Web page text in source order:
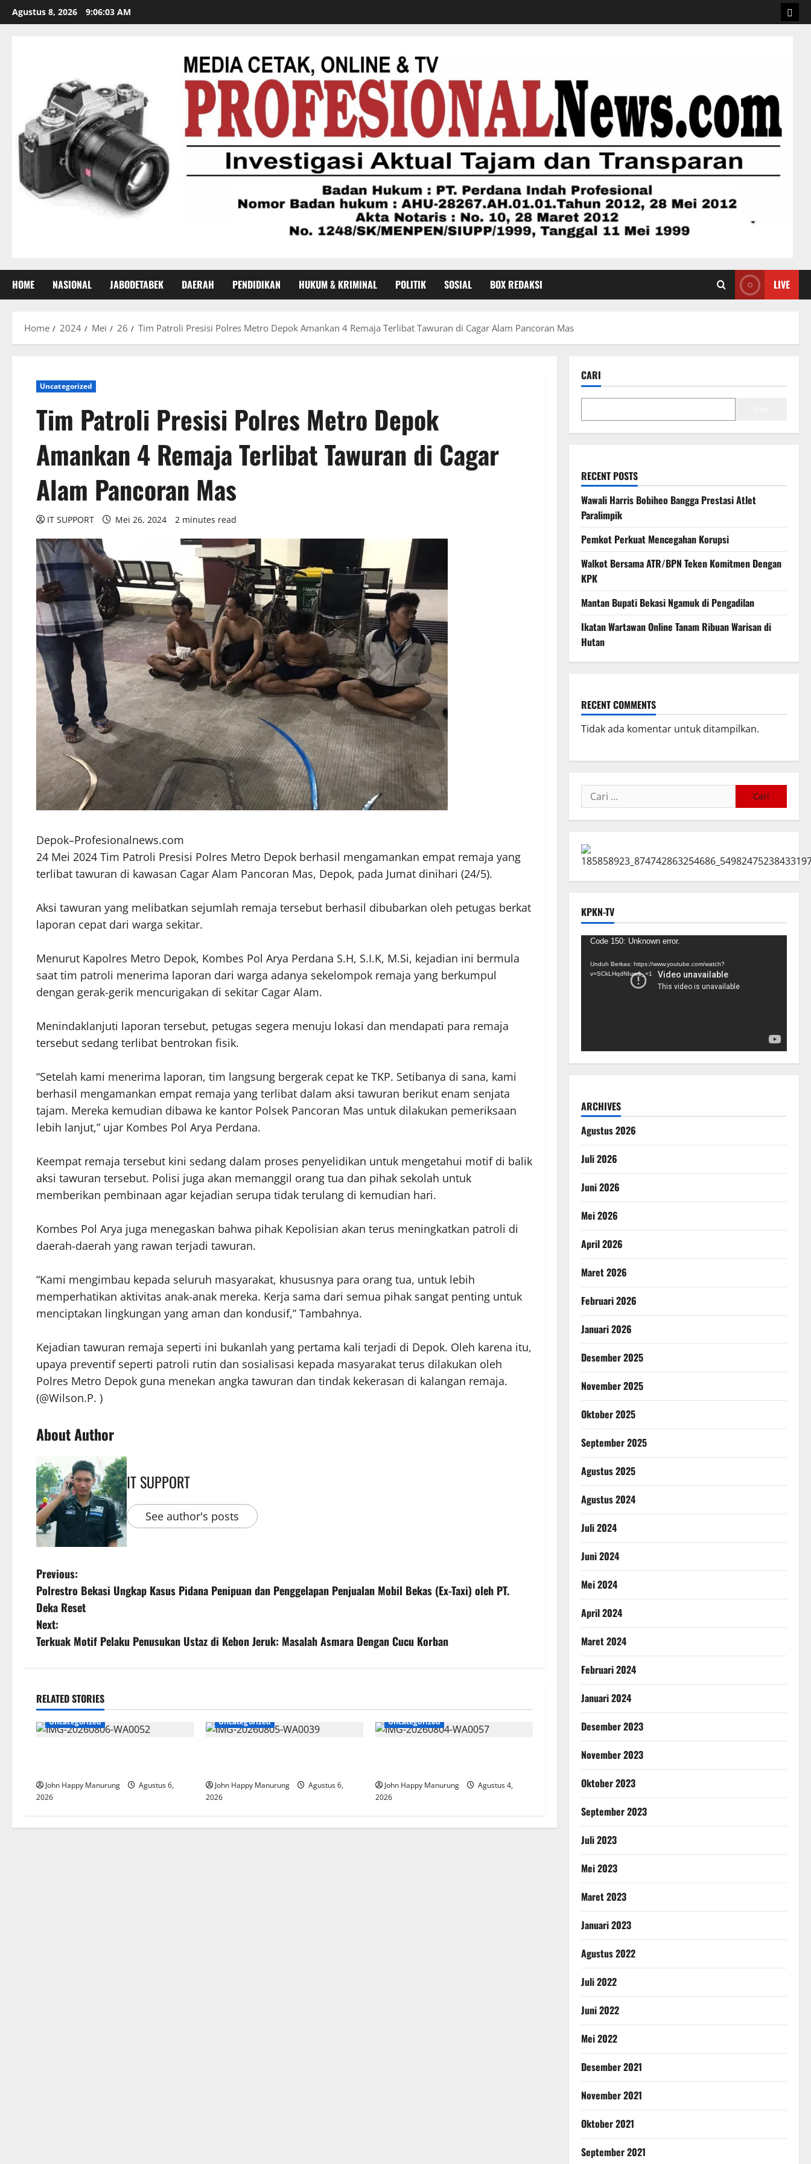
Agustus 8, 2026 9:06:04 AM
HOME NASIONAL JABODETABEK DAERAH PENDIDIKAN HUKUM & KRIMINAL POLITIK SOSIAL BOX REDAKSI LIVE
Home 2024 Mei 26 Tim Patroli Presisi Polres Metro Depok Amankan 4 Remaja Terlibat Tawuran di Cagar Alam Pancoran Mas
Uncategorized
Tim Patroli Presisi Polres Metro Depok
Amankan 4 Remaja Terlibat Tawuran di Cagar
Alam Pancoran Mas
IT SUPPORT Mei 26, 2024 2 minutes read
Depok–Profesionalnews.com
24 Mei 2024 Tim Patroli Presisi Polres Metro Depok berhasil mengamankan empat remaja yang
terlibat tawuran di kawasan Cagar Alam Pancoran Mas, Depok, pada Jumat dinihari (24/5).
Aksi tawuran yang melibatkan sejumlah remaja tersebut berhasil dibubarkan oleh petugas berkat
laporan cepat dari warga sekitar.
Menurut Kapolres Metro Depok, Kombes Pol Arya Perdana S.H, S.I.K, M.Si, kejadian ini bermula
saat tim patroli menerima laporan dari warga adanya sekelompok remaja yang berkumpul
dengan gerak-gerik mencurigakan di sekitar Cagar Alam.
Menindaklanjuti laporan tersebut, petugas segera menuju lokasi dan mendapati para remaja
tersebut sedang terlibat bentrokan fisik.
“Setelah kami menerima laporan, tim langsung bergerak cepat ke TKP. Setibanya di sana, kami
berhasil mengamankan empat remaja yang terlibat dalam aksi tawuran berikut enam senjata
tajam. Mereka kemudian dibawa ke kantor Polsek Pancoran Mas untuk dilakukan pemeriksaan
lebih lanjut,” ujar Kombes Pol Arya Perdana.
Keempat remaja tersebut kini sedang dalam proses penyelidikan untuk mengetahui motif di balik
aksi tawuran tersebut. Polisi juga akan memanggil orang tua dan pihak sekolah untuk
memberikan pembinaan agar kejadian serupa tidak terulang di kemudian hari.
Kombes Pol Arya juga menegaskan bahwa pihak Kepolisian akan terus meningkatkan patroli di
daerah-daerah yang rawan terjadi tawuran.
“Kami mengimbau kepada seluruh masyarakat, khususnya para orang tua, untuk lebih
memperhatikan aktivitas anak-anak mereka. Kerja sama dari semua pihak sangat penting untuk
menciptakan lingkungan yang aman dan kondusif,” Tambahnya.
Kejadian tawuran remaja seperti ini bukanlah yang pertama kali terjadi di Depok. Oleh karena itu,
upaya preventif seperti patroli rutin dan sosialisasi kepada masyarakat terus dilakukan oleh
Polres Metro Depok guna menekan angka tawuran dan tindak kekerasan di kalangan remaja.
(@Wilson.P. )
About Author
IT SUPPORT
See author's posts
Previous:
Polrestro Bekasi Ungkap Kasus Pidana Penipuan dan Penggelapan Penjualan Mobil Bekas (Ex-Taxi) oleh PT.
Deka Reset
Next:
Terkuak Motif Pelaku Penusukan Ustaz di Kebon Jeruk: Masalah Asmara Dengan Cucu Korban
RELATED STORIES
Uncategorized
John Happy Manurung
Agustus 6,
2026
Uncategorized
John Happy Manurung
Agustus 6,
2026
Uncategorized
John Happy Manurung
Agustus 4,
2026
CARI
RECENT POSTS
Wawali Harris Bobiheo Bangga Prestasi Atlet
Paralimpik
Pemkot Perkuat Mencegahan Korupsi
Walkot Bersama ATR/BPN Teken Komitmen Dengan
KPK
Mantan Bupati Bekasi Ngamuk di Pengadilan
Ikatan Wartawan Online Tanam Ribuan Warisan di
Hutan
RECENT COMMENTS
Tidak ada komentar untuk ditampilkan.
KPKN-TV
Pemutar
Code 150: Unknown error.
Unduh Berkas: https://www.youtube.com/watch?
v=SCkLHqdNIuw&_=1
ARCHIVES
Agustus 2026
Juli 2026
Juni 2026
Mei 2026
April 2026
Maret 2026
Februari 2026
Januari 2026
Desember 2025
November 2025
Oktober 2025
September 2025
Agustus 2025
Agustus 2024
Juli 2024
Juni 2024
Mei 2024
April 2024
Maret 2024
Februari 2024
Januari 2024
Desember 2023
November 2023
Oktober 2023
September 2023
Juli 2023
Mei 2023
Maret 2023
Januari 2023
Agustus 2022
Juli 2022
Juni 2022
Mei 2022
Desember 2021
November 2021
Oktober 2021
September 2021